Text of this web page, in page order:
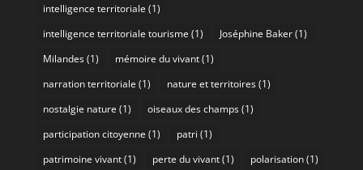
intelligence territoriale (1)
intelligence territoriale tourisme (1) Joséphine Baker(1)
Milandes(1) mémoire du vivant(1)
narration territoriale (1) nature et territoires(1)
nostalgie nature (1) oiseaux des champs(1)
participation citoyenne (1) patri (1)
patrimoine vivant(1) perte du vivant(1) polarisation(1)